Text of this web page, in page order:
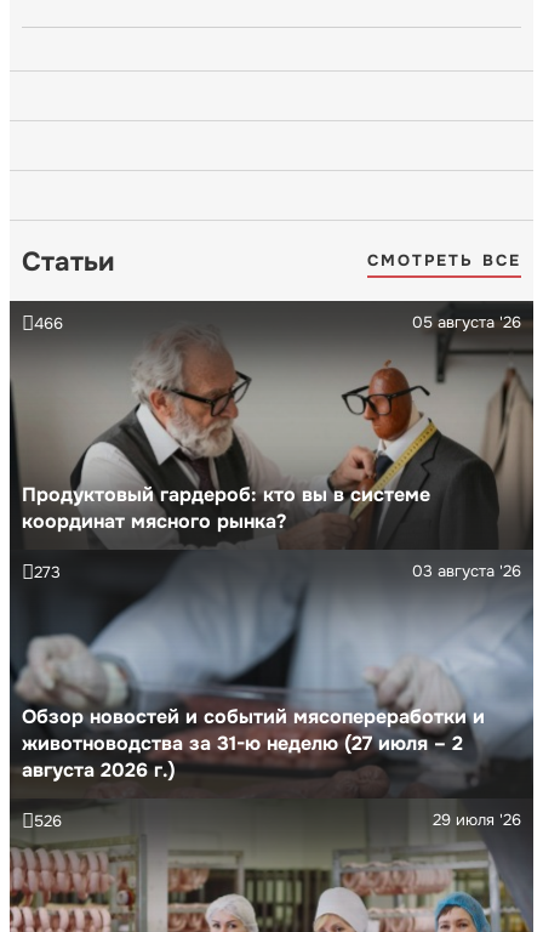
Статьи СМОТРЕТЬ ВСЕ
Продуктовый гардероб: кто вы в системе
координат мясного рынка?
05 августа '26
466
Обзор новостей и событий мясопереработки и
животноводства за 31-ю неделю (27 июля – 2
августа 2026 г.)
03 августа '26
273
29 июля '26
526